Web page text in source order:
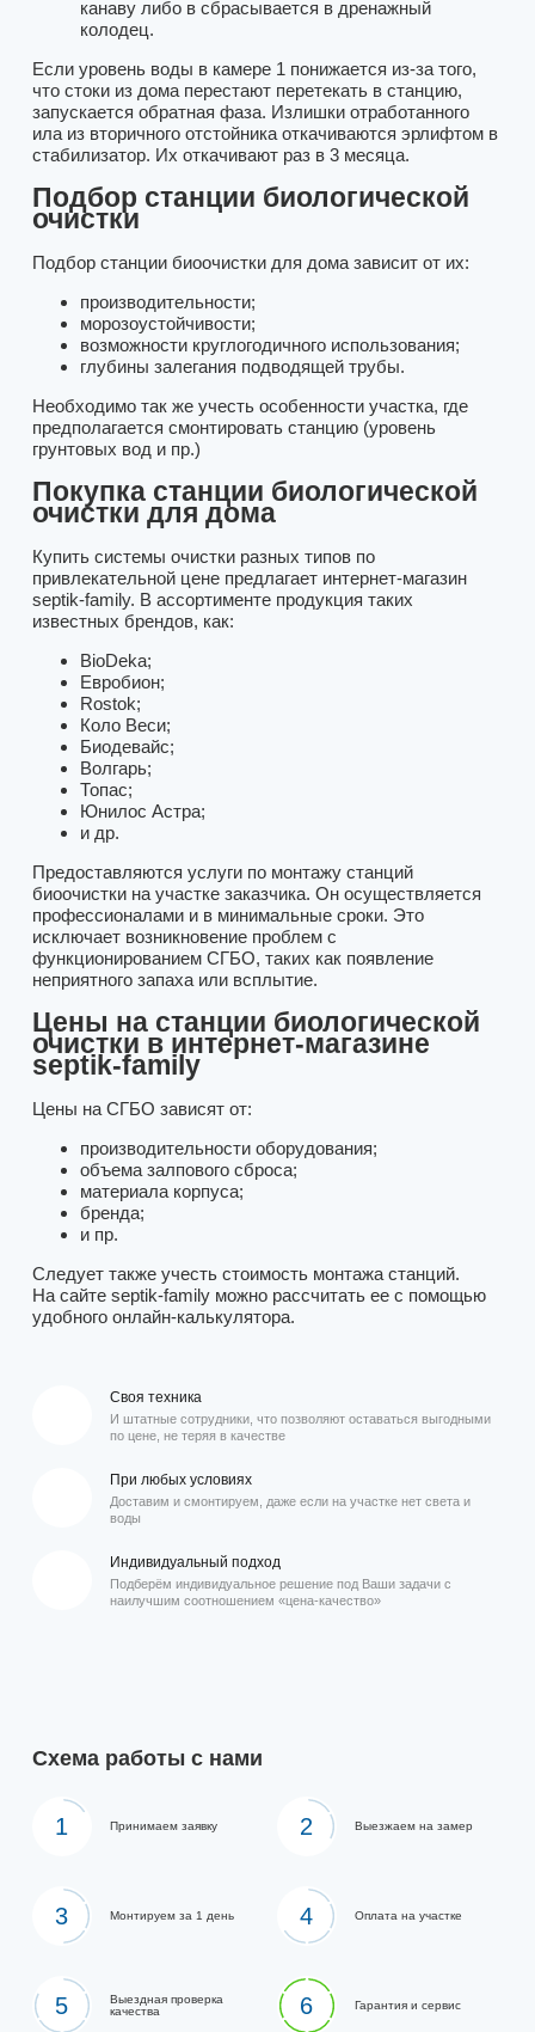
канаву либо в сбрасывается в дренажный
колодец.
Если уровень воды в камере 1 понижается из-за того,
что стоки из дома перестают перетекать в станцию,
запускается обратная фаза. Излишки отработанного
ила из вторичного отстойника откачиваются эрлифтом в
стабилизатор. Их откачивают раз в 3 месяца.
Подбор станции биологической
очистки
Подбор станции биоочистки для дома зависит от их:
производительности;
морозоустойчивости;
возможности круглогодичного использования;
глубины залегания подводящей трубы.
Необходимо так же учесть особенности участка, где
предполагается смонтировать станцию (уровень
грунтовых вод и пр.)
Покупка станции биологической
очистки для дома
Купить системы очистки разных типов по
привлекательной цене предлагает интернет-магазин
septik-family. В ассортименте продукция таких
известных брендов, как:
BioDeka;
Евробион;
Rostok;
Коло Веси;
Биодевайс;
Волгарь;
Топас;
Юнилос Астра;
и др.
Предоставляются услуги по монтажу станций
биоочистки на участке заказчика. Он осуществляется
профессионалами и в минимальные сроки. Это
исключает возникновение проблем с
функционированием СГБО, таких как появление
неприятного запаха или всплытие.
Цены на станции биологической
очистки в интернет-магазине
septik-family
Цены на СГБО зависят от:
производительности оборудования;
объема залпового сброса;
материала корпуса;
бренда;
и пр.
Следует также учесть стоимость монтажа станций.
На сайте septik-family можно рассчитать ее с помощью
удобного онлайн-калькулятора.
Своя техника
И штатные сотрудники, что позволяют оставаться выгодными
по цене, не теряя в качестве
При любых условиях
Доставим и смонтируем, даже если на участке нет света и
воды
Индивидуальный подход
Подберём индивидуальное решение под Ваши задачи с
наилучшим соотношением «цена-качество»
Схема работы с нами
1 Принимаем заявку 2 Выезжаем на замер
3 Монтируем за 1 день 4 Оплата на участке
5
Выездная проверка
качества
6 Гарантия и сервис